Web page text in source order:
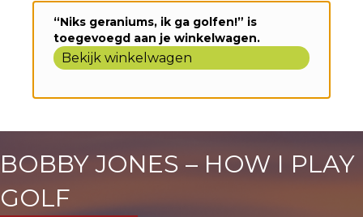
“Niks geraniums, ik ga golfen!” is
toegevoegd aan je winkelwagen.
Bekijk winkelwagen
BOBBY JONES – HOW I PLAY
GOLF